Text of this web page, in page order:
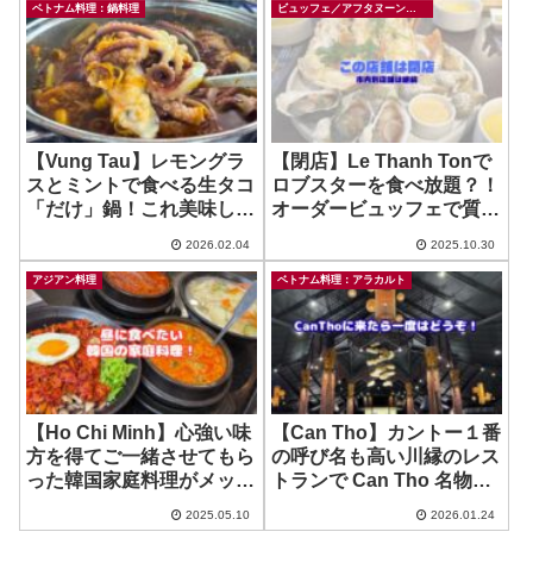
ベトナム料理：鍋料理
【Vung Tau】レモングラ
スとミントで食べる生タコ
「だけ」鍋！これ美味し
Chi
2026.02.04
ビュッフェ／アフタヌーンティー
【閉店】Le Thanh Tonで
ロブスターを食べ放題？！
オーダービュッフェで質も
2025.10.30
アジアン料理
【Ho Chi Minh】心強い味
方を得てご一緒させてもら
った韓国家庭料理がメッチ
CHEONGDAM BBQ &
2025.05.10
ベトナム料理：アラカルト
【Can Tho】カントー１番
の呼び名も高い川縁のレス
トランで Can Tho 名物
2026.01.24